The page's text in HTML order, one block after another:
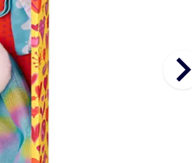
keyboard_arrow_right